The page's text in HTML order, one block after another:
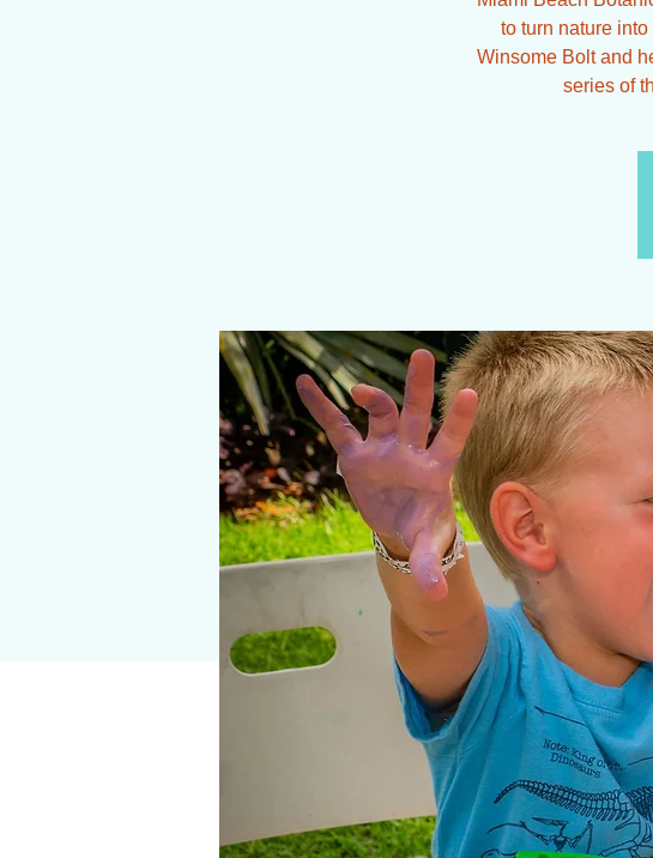
to turn nature
Winsome Bolt and
series of